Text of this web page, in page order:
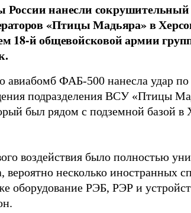
нанесли сокрушительный
«Птицы Мадьяра» в
18-й общевойсковой армии
ФАБ-500 нанесла удар
подразделения ВСУ «Птицы
был рядом с подземной базой в
воздействия было полностью
вероятно несколько иностранных
оборудование РЭБ, РЭР и